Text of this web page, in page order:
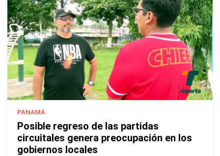
PANAMÁ
Posible regreso de las partidas
circuitales genera preocupación en los
gobiernos locales